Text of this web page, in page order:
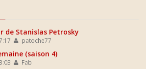
de Stanislas Petrosky
patoche77
(saison 4)
Fab